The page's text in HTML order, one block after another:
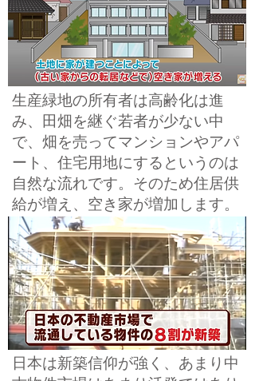
生産緑地の所有者は高齢化は進
み、田畑を継ぐ若者が少ない中
で、畑を売ってマンションやアパ
ート、住宅用地にするというのは
自然な流れです。そのため住居供
給が増え、空き家が増加します。
日本は新築信仰が強く、あまり中